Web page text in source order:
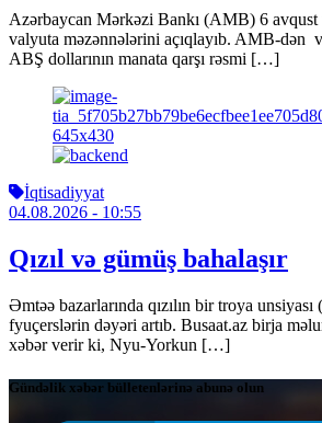
Azərbaycan Mərkəzi Bankı (AMB) 6 avqust
valyuta məzənnələrini açıqlayıb. AMB-dən
ABŞ dollarının manata qarşı rəsmi […]
İqtisadiyyat
04.08.2026 - 10:55
Qızıl və gümüş bahalaşır
Əmtəə bazarlarında qızılın bir troya
fyuçerslərin dəyəri artıb. Busaat.az birja
xəbər verir ki, Nyu-Yorkun […]
Gündəlik xəbər bülletenlərinə abunə olun